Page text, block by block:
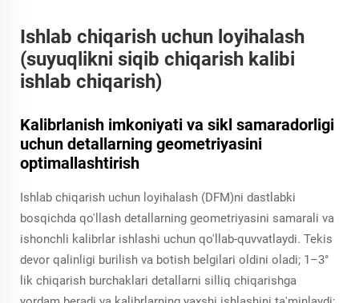
Ishlab chiqarish uchun loyihalash
(suyuqlikni siqib chiqarish kalibi
ishlab chiqarish)
Kalibrlanish imkoniyati va sikl samaradorligi
uchun detallarning geometriyasini
optimallashtirish
Ishlab chiqarish uchun loyihalash (DFM)ni dastlabki
bosqichda qo'llash detallarning geometriyasini samarali va
ishonchli kalibrlar ishlashi uchun qo'llab-quvvatlaydi. Tekis
devor qalinligi burilish va botish belgilari oldini oladi; 1–3°
lik chiqarish burchaklari detallarni silliq chiqarishga